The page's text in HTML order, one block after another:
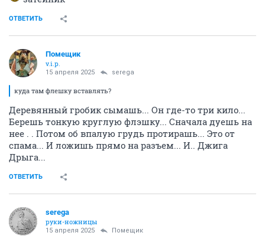
ОТВЕТИТЬ
Помещик
v.i.p.
15 апреля 2025 serega
куда там флешку вставлять?
Деревянный гробик сымашь... Он где-то три кило...
Берешь тонкую круглую флэшку... Сначала дуешь на
нее . . Потом об впалую грудь протирашь... Это от
спама... И ложишь прямо на разъем... И.. Джига
Дрыга...
ОТВЕТИТЬ
serega
руки-ножницы
15 апреля 2025 Помещик